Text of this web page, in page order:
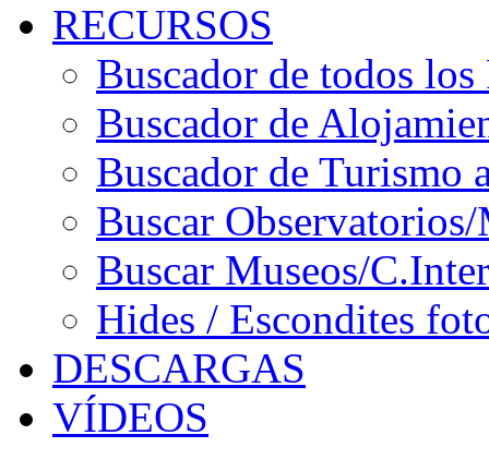
RECURSOS
Buscador de todos los
Buscador de
Buscador de Turismo
Buscar
Buscar Museos/
Hides / Escondites
DESCARGAS
VÍDEOS